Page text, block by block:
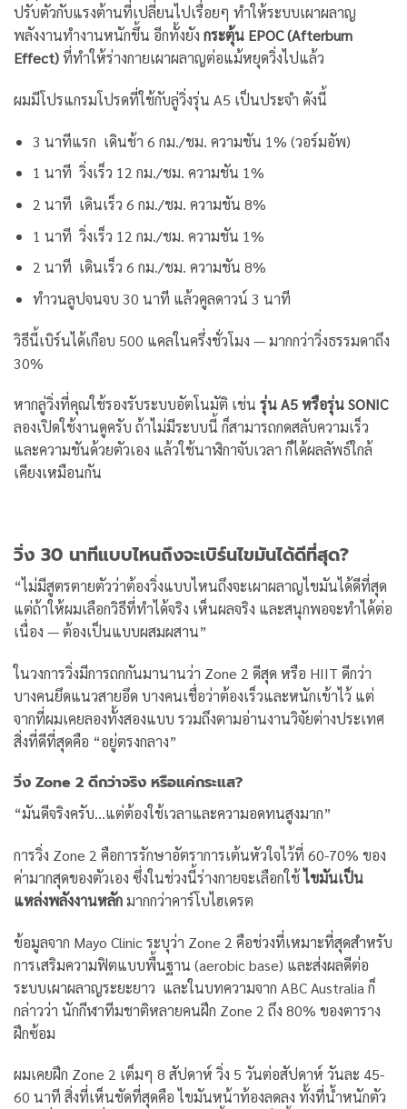
ปรับตัวกับแรงต้านที่เปลี่ยนไปเรื่อยๆ ทำให้ระบบเผาผลาญ
พลังงานทำงานหนักขึ้น อีกทั้งยัง กระตุ้น EPOC (Afterburn
Effect)ที่ทำให้ร่างกายเผาผลาญต่อแม้หยุดวิ่งไปแล้ว
ผมมีโปรแกรมโปรดที่ใช้กับลู่วิ่งรุ่น A5 เป็นประจำ ดังนี้
3 นาทีแรก เดินช้า 6 กม./ชม. ความชัน 1% (วอร์มอัพ)
1 นาที วิ่งเร็ว 12 กม./ชม. ความชัน 1%
2 นาที เดินเร็ว 6 กม./ชม. ความชัน 8%
1 นาที วิ่งเร็ว 12 กม./ชม. ความชัน 1%
2 นาที เดินเร็ว 6 กม./ชม. ความชัน 8%
ทำวนลูปจนจบ 30 นาที แล้วคูลดาวน์ 3 นาที
วิธีนี้เบิร์นได้เกือบ 500 แคลในครึ่งชั่วโมง — มากกว่าวิ่งธรรมดาถึง
30%
หากลู่วิ่งที่คุณใช้รองรับระบบอัตโนมัติ เช่น รุ่น A5 หรือรุ่น SONIC
ลองเปิดใช้งานดูครับ ถ้าไม่มีระบบนี้ ก็สามารถกดสลับความเร็ว
และความชันด้วยตัวเอง แล้วใช้นาฬิกาจับเวลา ก็ได้ผลลัพธ์ใกล้
เคียงเหมือนกัน
วิ่ง 30 นาทีแบบไหนถึงจะเบิร์นไขมันได้ดีที่สุด?
“ไม่มีสูตรตายตัวว่าต้องวิ่งแบบไหนถึงจะเผาผลาญไขมันได้ดีที่สุด
แต่ถ้าให้ผมเลือกวิธีที่ทำได้จริง เห็นผลจริง และสนุกพอจะทำได้ต่อ
เนื่อง — ต้องเป็นแบบผสมผสาน”
ในวงการวิ่งมีการถกกันมานานว่า Zone 2 ดีสุด หรือ HIIT ดีกว่า
บางคนยึดแนวสายอึด บางคนเชื่อว่าต้องเร็วและหนักเข้าไว้ แต่
จากที่ผมเคยลองทั้งสองแบบ รวมถึงตามอ่านงานวิจัยต่างประเทศ
สิ่งที่ดีที่สุดคือ “อยู่ตรงกลาง”
วิ่ง Zone 2 ดีกว่าจริง หรือแค่กระแส?
“มันดีจริงครับ…แต่ต้องใช้เวลาและความอดทนสูงมาก”
การวิ่ง Zone 2 คือการรักษาอัตราการเต้นหัวใจไว้ที่ 60-70% ของ
ค่ามากสุดของตัวเอง ซึ่งในช่วงนี้ร่างกายจะเลือกใช้ไขมันเป็น
แหล่งพลังงานหลักมากกว่าคาร์โบไฮเดรต
ข้อมูลจาก Mayo Clinic ระบุว่า Zone 2 คือช่วงที่เหมาะที่สุดสำหรับ
การเสริมความฟิตแบบพื้นฐาน (aerobic base) และส่งผลดีต่อ
ระบบเผาผลาญระยะยาว และในบทความจาก ABC Australia ก็
กล่าวว่า นักกีฬาทีมชาติหลายคนฝึก Zone 2 ถึง 80% ของตาราง
ฝึกซ้อม
ผมเคยฝึก Zone 2 เต็มๆ 8 สัปดาห์ วิ่ง 5 วันต่อสัปดาห์ วันละ 45-
60 นาที สิ่งที่เห็นชัดที่สุดคือ ไขมันหน้าท้องลดลง ทั้งที่น้ำหนักตัว